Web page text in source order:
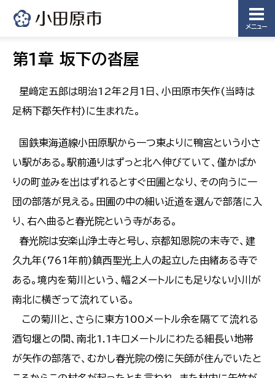
メニュー
第1章 坂下の沓屋
星﨑定五郎は明治12年2月1日、小田原市矢作(当時は
足柄下郡矢作村)に生まれた。
国鉄東海道線小田原駅から一つ東よりに鴨宮という小さ
い駅がある。駅前通りはずっと北へ伸びていて、僅かばか
りの町並みを出はずれるとすぐ田圃となり、その向うに一
団の部落が見える。田圃の中の細い近道を選んで部落に入
り、右へ曲ると春光院という寺がある。
春光院は安楽山浄土寺と号し、京都知恩院の末寺で、建
久九年(761年前)鎮西聖光上人の起立した由緒ある寺で
ある。境内を菊川という、幅2メートルにも足りない小川が
南北に横ぎって流れている。
この菊川と、さらに東方100メートル余を隔てて流れる
酒匂堰との間、南北1.1キロメートルにわたる細長い地帯
が矢作の部落で、むかし春光院の傍に矢師が住んでいたと